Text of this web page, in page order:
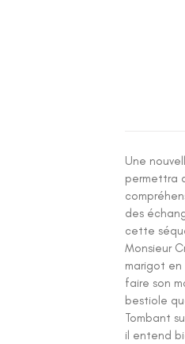
Une
permettra
des
cette
Monsieur
marigot
faire son
bestiole
Tombant
il entend